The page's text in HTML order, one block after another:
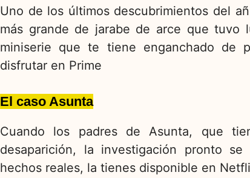
Uno de los últimos descubrimientos del
más grande de jarabe de arce que tuvo
miniserie que te tiene enganchado
disfrutar en Prime
El caso Asunta
Cuando los padres de Asunta, que
desaparición, la investigación pronto
hechos reales, la tienes disponible en